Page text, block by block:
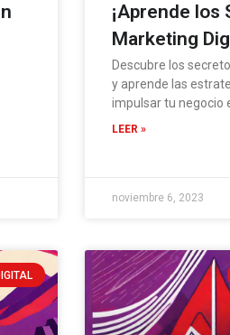
¡Aprende los
Marketing
Descubre los
y aprende las
impulsar tu negocio
LEER »
noviembre 6, 2023